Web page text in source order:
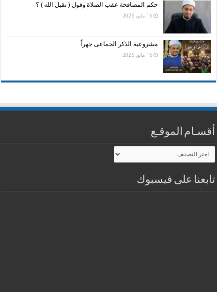
حكم المصافحة عقب الصلاة وقول ( تقبل الله ) ؟
16 مايو، 2026
مشروعية الذكر الجماعى جهراً
16 مايو، 2026
أقسـام الموقـع
أقسـام
الموقـع
تابعنا على فيسبوك